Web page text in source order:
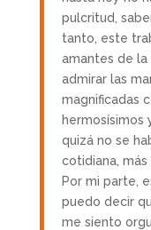
pulcritud,
tanto, este
amantes de
admirar las
magnificadas
hermosísimos
quizá no se
cotidiana, más
Por mi parte,
puedo decir
me siento